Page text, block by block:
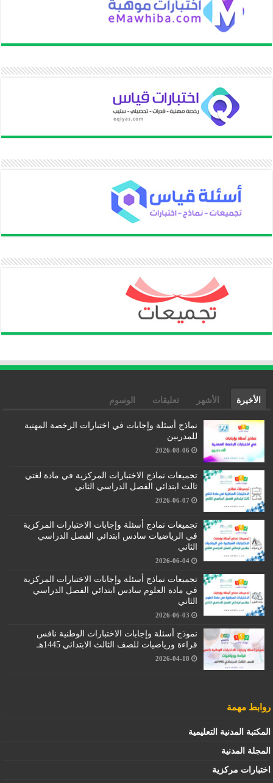
الأخيرة الأشهر تعليقات الوسوم
نماذج أسئلة وإجابات في اختبارات الرخصة المهنية
للمدربين
2026-08-06
تجميعات نماذج الاختبارات المركزية في مادة لغتي
ثالث ابتدائي الفصل الدراسي الثاني
2026-06-07
تجميعات نماذج أسئلة وإجابات الاختبارات المركزية
في الرياضيات سادس ابتدائي الفصل الدراسي
الثاني
2026-06-04
تجميعات نماذج أسئلة وإجابات الاختبارات المركزية
في مادة العلوم سادس ابتدائي الفصل الدراسي
الثاني
2026-06-03
نموذج أسئلة وإجابات الاختبارات الوطنية نافس
قراءة ورياضيات للصف الثالث الابتدائي 1445هـ
2026-04-18
روابط مهمة
المكتبة المدنية التعليمية
المجلة المدنية
اختبارات مركزية